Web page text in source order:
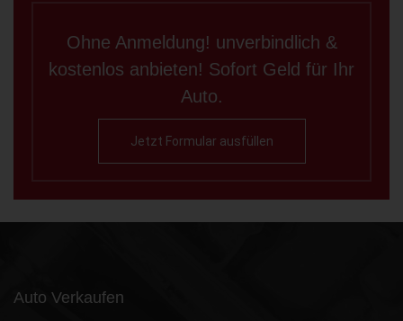
Ohne Anmeldung! unverbindlich &
kostenlos anbieten! Sofort Geld für Ihr
Auto.
Jetzt Formular ausfüllen
Auto Verkaufen